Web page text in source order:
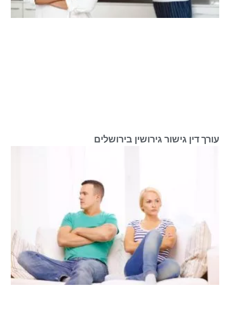
עורך דין גישור גירושין בירושלים